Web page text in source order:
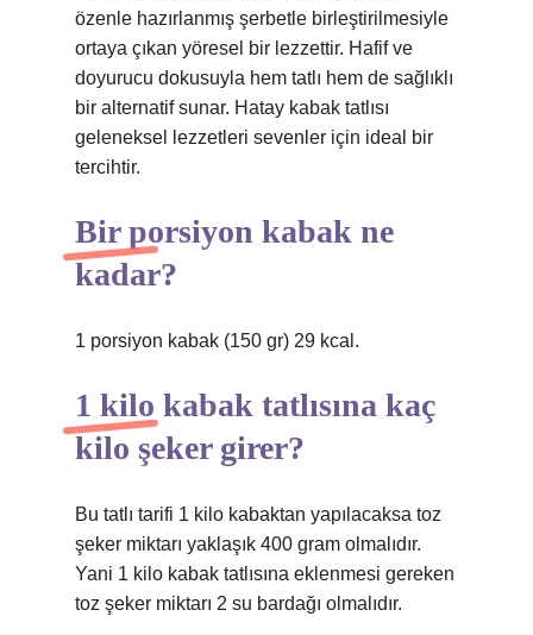
özenle hazırlanmış şerbetle birleştirilmesiyle
ortaya çıkan yöresel bir lezzettir. Hafif ve
doyurucu dokusuyla hem tatlı hem de sağlıklı
bir alternatif sunar. Hatay kabak tatlısı
geleneksel lezzetleri sevenler için ideal bir
tercihtir.
Bir porsiyon kabak ne
kadar?
1 porsiyon kabak (150 gr) 29 kcal.
1 kilo kabak tatlısına kaç
kilo şeker girer?
Bu tatlı tarifi 1 kilo kabaktan yapılacaksa toz
şeker miktarı yaklaşık 400 gram olmalıdır.
Yani 1 kilo kabak tatlısına eklenmesi gereken
toz şeker miktarı 2 su bardağı olmalıdır.